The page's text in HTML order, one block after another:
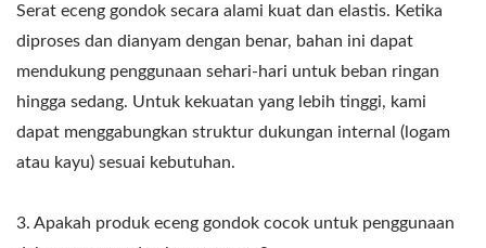
Serat eceng gondok secara alami kuat dan elastis. Ketika
diproses dan dianyam dengan benar, bahan ini dapat
mendukung penggunaan sehari-hari untuk beban ringan
hingga sedang. Untuk kekuatan yang lebih tinggi, kami
dapat menggabungkan struktur dukungan internal (logam
atau kayu) sesuai kebutuhan.
3. Apakah produk eceng gondok cocok untuk penggunaan